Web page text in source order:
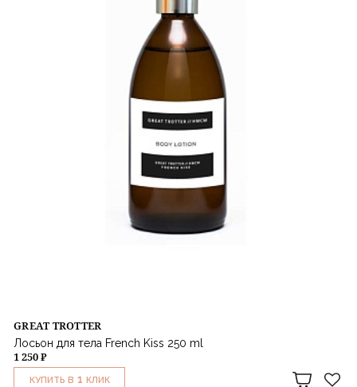
GREAT TROTTER
Лосьон для тела French Kiss 250 ml
1 250 ₽
КУПИТЬ В 1 КЛИК